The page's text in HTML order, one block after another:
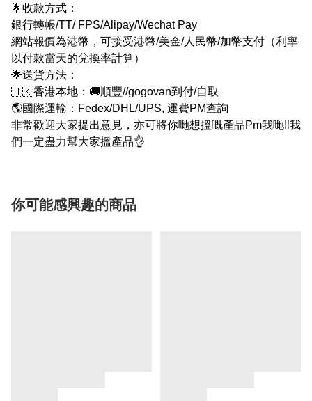
🌟收款方式：
銀行轉帳/TT/ FPS/Alipay/Wechat Pay
網站報價為港幣，可接受港幣/美金/人民幣/加幣支付（利率
以付款當天的兌換率計算）
🌟送貨方法：
🇭🇰香港本地：🚚順豐//gogovan到付/自取
🌎國際運輸：Fedex/DHL/UPS, 運費PM查詢
非常歡迎大家提出意見，亦可將你哋想搵嘅產品Pm我哋‼我
們一定盡力幫大家搵產品👌
你可能感興趣的商品